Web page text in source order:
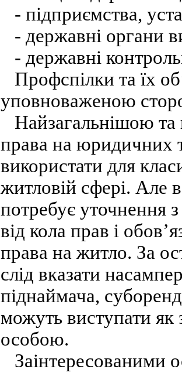
- підприємства,
- державні органи
- державні
Профспілки та їх
уповноваженою
Найзагальнішою та
права на юридичних
використати для
житловій сфері. Але
потребує уточнення
від кола прав і
права на житло. За
слід вказати
піднаймача,
можуть виступати як
особою.
Заінтересованими